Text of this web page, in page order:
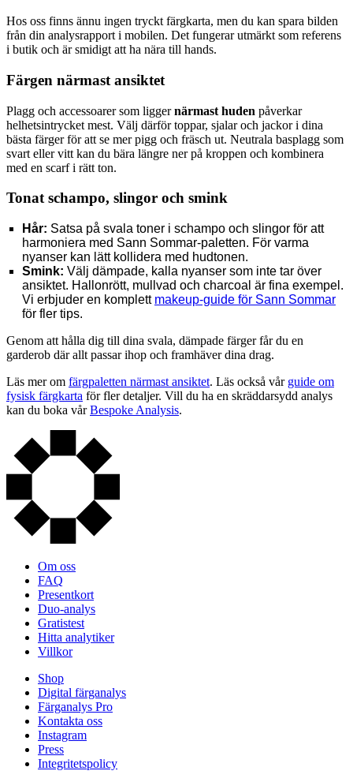
Hos oss finns ännu ingen tryckt färgkarta, men du kan spara bilden
från din analysrapport i mobilen. Det fungerar utmärkt som referens
i butik och är smidigt att ha nära till hands.
Färgen närmast ansiktet
Plagg och accessoarer som liggernärmast huden påverkar
helhetsintrycket mest. Välj därför toppar, sjalar och jackor i dina
bästa färger för att se mer pigg och fräsch ut. Neutrala basplagg som
svart eller vitt kan du bära längre ner på kroppen och kombinera
med en scarf i rätt ton.
Tonat schampo, slingor och smink
Hår: Satsa på svala toner i schampo och slingor för att
harmoniera med Sann Sommar-paletten. För varma
nyanser kan lätt kollidera med hudtonen.
Smink: Välj dämpade, kalla nyanser som inte tar över
ansiktet. Hallonrött, mullvad och charcoal är fina exempel.
Vi erbjuder en komplett makeup-guide för Sann Sommar
för fler tips.
Genom att hålla dig till dina svala, dämpade färger får du en
garderob där allt passar ihop och framhäver dina drag.
Läs mer om färgpaletten närmast ansiktet. Läs också vår guide om
fysisk färgkarta för fler detaljer. Vill du ha en skräddarsydd analys
kan du boka vårBespoke Analysis.
Om oss
FAQ
Presentkort
Duo-analys
Gratistest
Hitta analytiker
Villkor
Shop
Digital färganalys
Färganalys Pro
Kontakta oss
Instagram
Press
Integritetspolicy